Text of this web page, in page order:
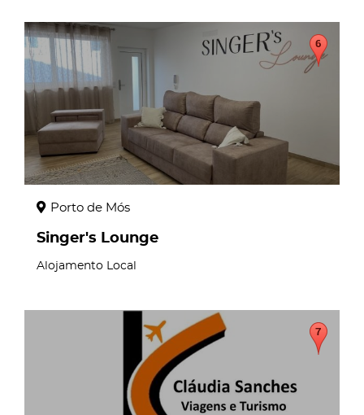
page
Porto de Mós
Singer's Lounge
Alojamento Local